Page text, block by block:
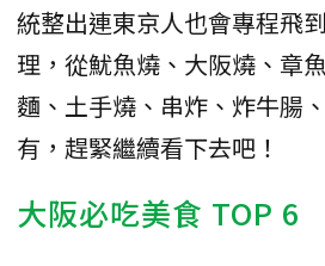
統整出連東京人也會專程飛
理，從魷魚燒、大阪燒、章
麵、土手燒、串炸、炸牛腸
有，趕緊繼續看下去吧！
大阪必吃美食 TOP 6